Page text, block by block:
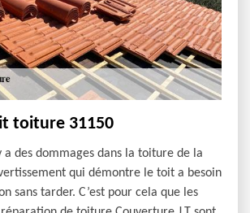
toiture 31150
a des dommages dans la toiture de la
qui démontre le toit a besoin
sans tarder. C’est pour cela que les